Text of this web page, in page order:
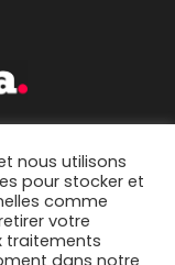
nous utilisons
pour stocker et
comme
votre
traitements
dans notre